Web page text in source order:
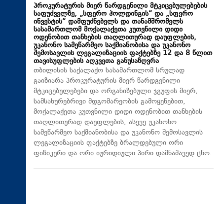
პროკურატურის მიერ წარდგენილი მტკიცებულებების
საფუძველზე, „სფერო ჰოლდინგის“ და „სფერო
ინვესტის“ დამფუძნებელს და თანამშრომელს
სასამართლომ მოქალაქეთა კუთვნილი დიდი
ოდენობით თანხების თაღლითურად დაუფლების,
უკანონო სამეწარმეო საქმიანობისა და უკანონო
შემოსავლის ლეგალიზაციის ფაქტებზე 12 და 8 წლით
თავისუფლების აღკვეთა განუსაზღვრა
თბილისის საქალაქო სასამართლომ სრულად
გაიზიარა პროკურატურის მიერ წარდგენილი
მტკიცებულებები და ორგანიზებული ჯგუფის მიერ,
სამსახურებრივი მდგომარეობის გამოყენებით,
მოქალაქეთა კუთვნილი დიდი ოდენობით თანხების
თაღლითურად დაუფლების, ასევე უკანონო
სამეწარმეო საქმიანობისა და უკანონო შემოსავლის
ლეგალიზაციის ფაქტებზე ბრალდებული ორი
ფიზიკური და ორი იურიდიული პირი დამნაშავედ ცნო.